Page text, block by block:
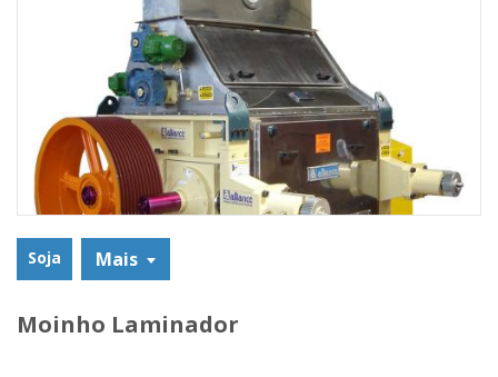
Soja Mais
Moinho Laminador